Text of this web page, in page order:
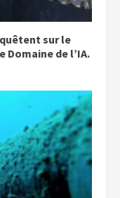
sur le
Domaine de l’IA.